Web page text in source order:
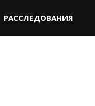
РАССЛЕДОВАНИЯ